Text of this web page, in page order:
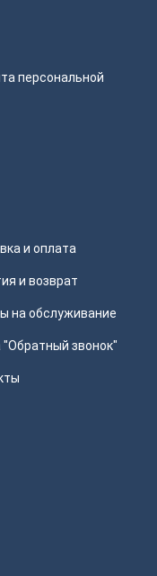
персональной
и оплата
и возврат
на обслуживание
звонок"